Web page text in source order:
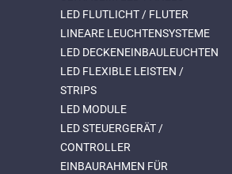
LED FLUTLICHT / FLUTER
LINEARE LEUCHTENSYSTEME
LED DECKENEINBAULEUCHTEN
LED FLEXIBLE LEISTEN /
STRIPS
LED MODULE
LED STEUERGERÄT /
CONTROLLER
EINBAURAHMEN FÜR